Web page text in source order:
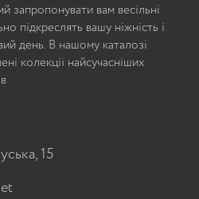
запропонувати вам весільні
підкреслять вашу ніжність і
день. В нашому каталозі
колекції найсучасніших
15